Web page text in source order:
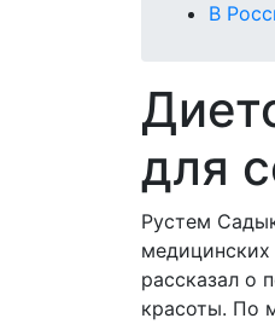
В
для
Рустем
рассказал о
красоты. По